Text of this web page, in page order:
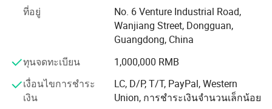
มีการดำเนินการด้านฮาร์ดแวร์กางเกงที่มีความเที่ยงตรงใน
หลายอุตสาหกรรมรวมถึงฮาร์ดแวร์รถยนต์เครื่องยนต์เครื่อง
ใช้เครื่องยนต์ 30 เครื่องใช้ในการบินอวกาศอากาศยาน
เครื่องจักรวิศวกรรม อุตสาหกรรมการแพทย์เครื่องจักร
อาหารอุปกรณ์การออกบัตรพลังงานแบบใหม่เครื่องมือและ
มิเตอร์เครื่องมือวัดความแม่นยำและเครื่องมือฮาร์ดแวร์ ใน
IME เดียวกันนั้นเรายังให้เครื่องมืออุปกรณ์ติดตั้งแม่พิมพ์การ
ที่อยู่
No. 6 Venture Industrial Road,
Wanjiang Street, Dongguan,
Guangdong, China
ทุนจดทะเบียน
1,000,000 RMB
เงื่อนไขการชำระ
เงิน
LC, D/P, T/T, PayPal, Western
Union, การชำระเงินจำนวนเล็กน้อย